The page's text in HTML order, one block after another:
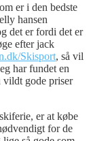
er i den bedste
hansen
det er fordi det er
efter jack
Skisport, så vil
har fundet en
vildt gode priser
er at købe
for de